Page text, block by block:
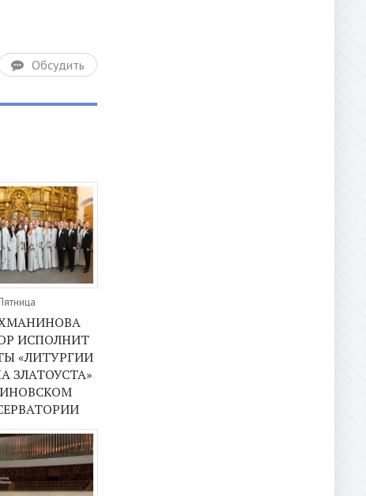
Обсудить
ИСПОЛНИТ
«ЛИТУРГИИ
ЗЛАТОУСТА»